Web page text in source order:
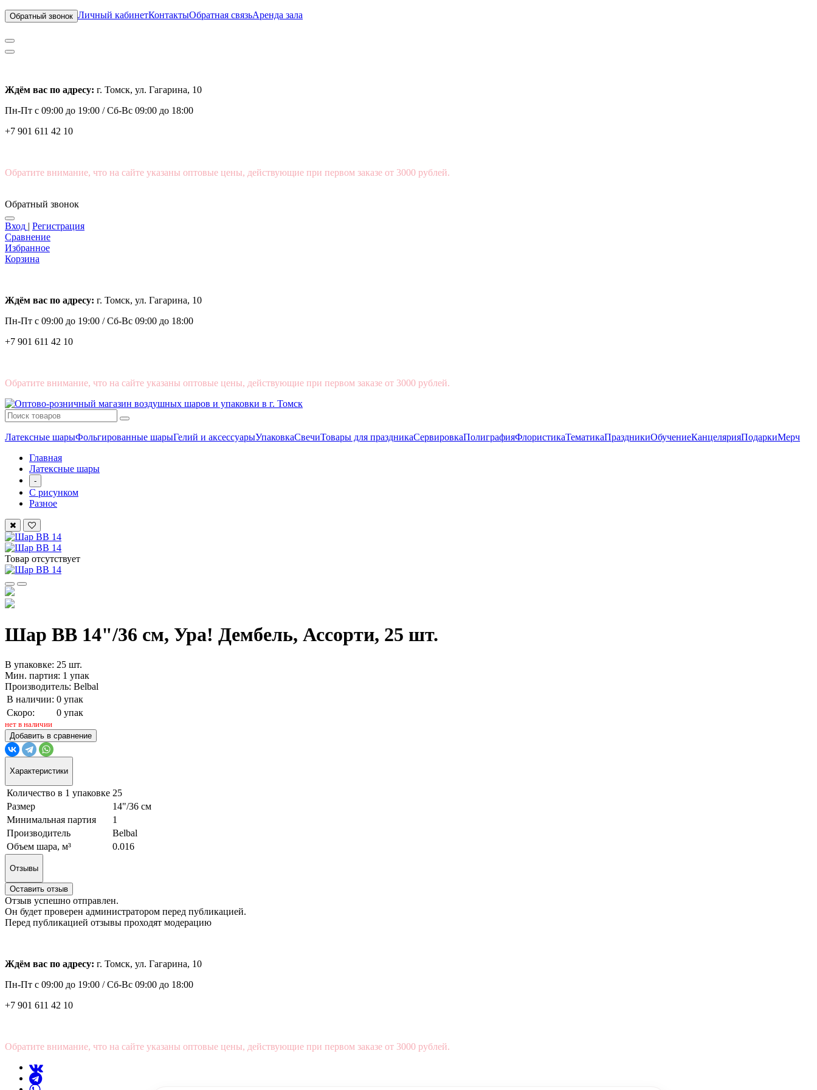
Обратный звонок Личный кабинетКонтактыОбратная связьАренда зала
Ждём вас по адресу: г. Томск, ул. Гагарина, 10
Пн-Пт с 09:00 до 19:00 /Сб-Вс 09:00 до 18:00
+7 901 611 42 10
Обратите внимание, что на сайте указаны оптовые цены, действующие при первом заказе от 3000 рублей.
Обратный звонок
Вход | Регистрация
Сравнение
Избранное
Корзина
Ждём вас по адресу: г. Томск, ул. Гагарина, 10
Пн-Пт с 09:00 до 19:00 /Сб-Вс 09:00 до 18:00
+7 901 611 42 10
Обратите внимание, что на сайте указаны оптовые цены, действующие при первом заказе от 3000 рублей.
Латексные шарыФольгированные шарыГелий и аксессуарыУпаковкаСвечиТовары для праздникаСервировкаПолиграфияФлористикаТематикаПраздникиОбучениеКанцелярияПодаркиМерч
Главная
Латексные шары
-
С рисунком
Разное
Товар отсутствует
Шар ВВ 14"/36 см, Ура! Дембель, Ассорти, 25 шт.
В упаковке: 25 шт.
Мин. партия: 1 упак
Производитель: Belbal
В наличии: 0 упак
Скоро:
0 упак
нет в наличии
Добавить в сравнение
Характеристики
Количество в 1 упаковке 25
Размер
14"/36 см
Минимальная партия
1
Производитель
Belbal
Объем шара, м³
0.016
Отзывы
Оставить отзыв
Отзыв успешно отправлен.
Он будет проверен администратором перед публикацией.
Перед публикацией отзывы проходят модерацию
Ждём вас по адресу: г. Томск, ул. Гагарина, 10
Пн-Пт с 09:00 до 19:00 /Сб-Вс 09:00 до 18:00
+7 901 611 42 10
Обратите внимание, что на сайте указаны оптовые цены, действующие при первом заказе от 3000 рублей.